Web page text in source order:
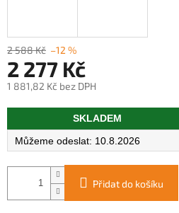
2 588 Kč –12 %
2 277 Kč
1 881,82 Kč bez DPH
Měrná
SKLADEM
10.8.2026
Přidat do košíku